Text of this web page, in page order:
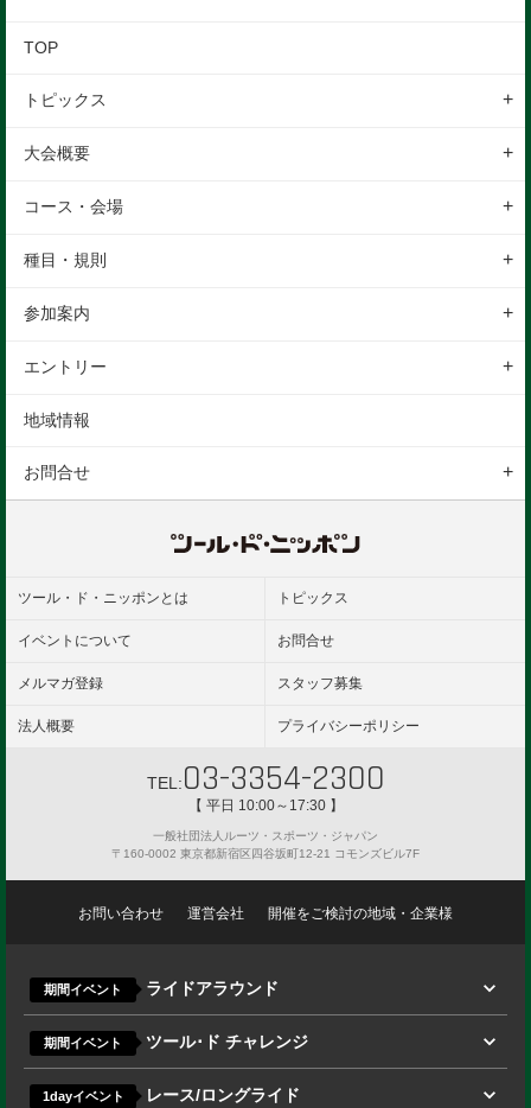
TOP
トピックス
レポート
大会概要
大会の特徴
ギャラリー
アクセス
コース・会場
コースについて
種目・規則
エンデューロ
参加案内
参加前のご案内
エントリー
エントリーの手続き
地域情報
お問合せ
ツール・ド・ニッポンとは トピックス
イベントについて お問合せ
メルマガ登録 スタッフ募集
法人概要 プライバシーポリシー
TEL:03-3354-2300
【 平日 10:00～17:30 】
一般社団法人ルーツ・スポーツ・ジャパン
〒160-0002 東京都新宿区四谷坂町12-21 コモンズビル7F
お問い合わせ 運営会社 開催をご検討の地域・企業様
期間イベント ライドアラウンド
期間イベント ツール･ド チャレンジ
1dayイベント レース/ロングライド